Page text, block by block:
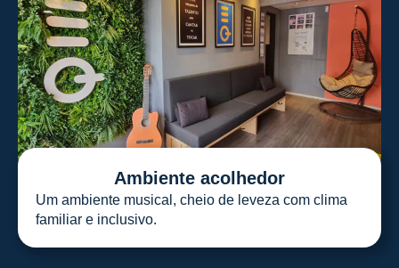
Ambiente acolhedor
Um ambiente musical, cheio de leveza com clima
familiar e inclusivo.